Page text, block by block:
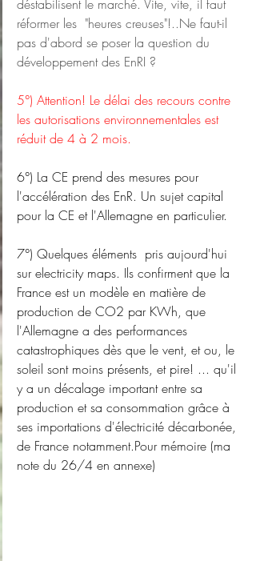
déstabilisent le marché. Vite, vite, il faut
réformer les  "heures creuses"!..Ne faut-il
pas d'abord se poser la question du
développement des EnRI ?
5°) Attention! Le délai des recours contre
les autorisations environnementales est
réduit de 4 à 2 mois.
6°) La CE prend des mesures pour
l'accélération des EnR. Un sujet capital
pour la CE et l'Allemagne en particulier.
7°) Quelques éléments  pris aujourd'hui
sur electricity maps. Ils confirment que la
France est un modèle en matière de
production de CO2 par KWh, que
l'Allemagne a des performances
catastrophiques dès que le vent, et ou, le
soleil sont moins présents, et pire! ... qu'il
y a un décalage important entre sa
production et sa consommation grâce à
ses importations d'électricité décarbonée,
de France notamment.Pour mémoire (ma
note du 26/4 en annexe)